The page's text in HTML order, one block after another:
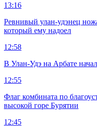
13:16
Ревнивый улан-удэнец
который ему надоел
12:58
В Улан-Удэ на Арбате
12:55
Флаг комбината по
высокой горе Бурятии
12:45